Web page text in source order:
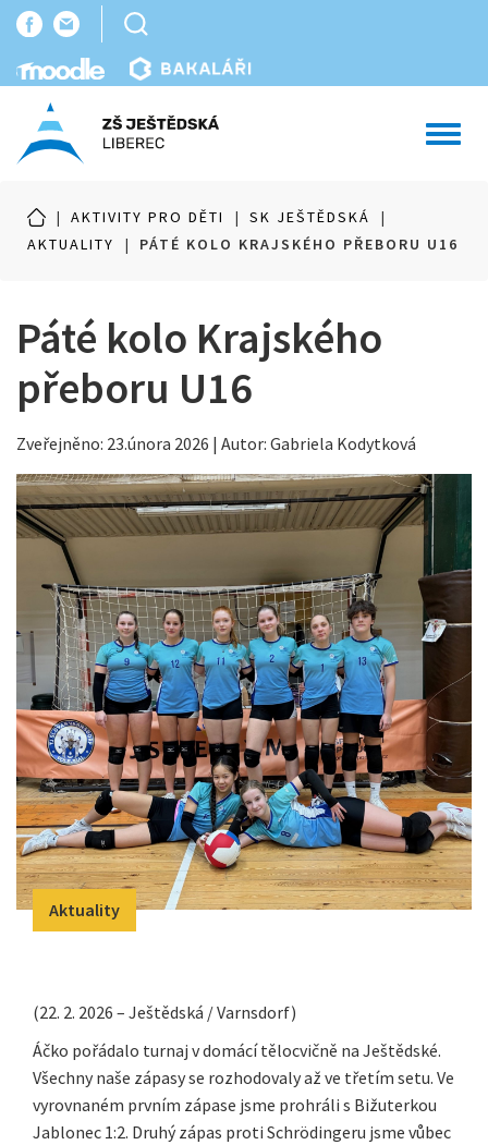
| AKTIVITY PRO DĚTI | SK JEŠTĚDSKÁ
|
AKTUALITY
| PÁTÉ KOLO KRAJSKÉHO PŘEBORU U16
Páté kolo Krajského
přeboru U16
Zveřejněno: 23.února 2026 | Autor: Gabriela Kodytková
Aktuality
(22. 2. 2026 – Ještědská / Varnsdorf)
Áčko pořádalo turnaj v domácí tělocvičně na Ještědské.
Všechny naše zápasy se rozhodovaly až ve třetím setu. Ve
vyrovnaném prvním zápase jsme prohráli s Bižuterkou
Jablonec 1:2. Druhý zápas proti Schrödingeru jsme vůbec